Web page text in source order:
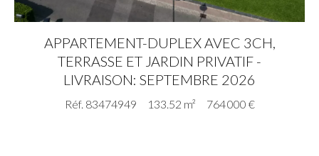
APPARTEMENT-DUPLEX AVEC 3CH,
TERRASSE ET JARDIN PRIVATIF -
LIVRAISON: SEPTEMBRE 2026
Réf. 83474949 133.52 m² 764 000 €